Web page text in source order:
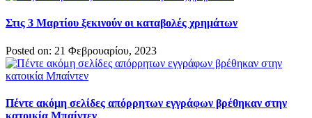
Στις 3 Μαρτίου ξεκινούν οι καταβολές χρημάτων
Posted on: 21 Φεβρουαρίου, 2023
Πέντε ακόμη σελίδες απόρρητων εγγράφων βρέθηκαν στην
κατοικία Μπαίντεν